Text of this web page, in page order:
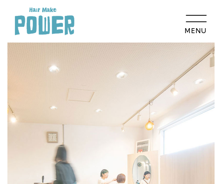
MENU
HOME
コンセプト
髪のお悩み相談
メニュー
ギャラリー
取扱い商品